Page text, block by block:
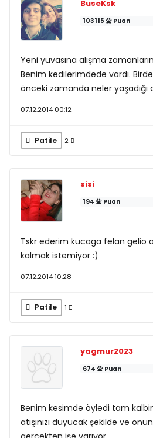
BuseKsk
103115 Puan
Yeni yuvasına alışma
Benim kedilerimdede vardı.
önceki zamanda neler yaşadığı
07.12.2014 00:12
Patile 2
sisi
194 Puan
Tskr ederim kucaga felan gelio
kalmak istemiyor :)
07.12.2014 10:28
Patile 1
yagmur2023
674 Puan
Benim kesimde öyledi tam
atışınızı duyucak şekilde ve